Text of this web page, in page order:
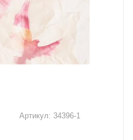
Артикул: 34396-1